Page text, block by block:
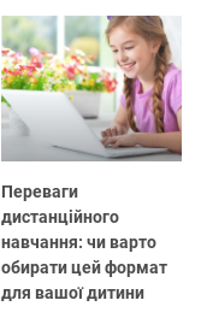
Переваги
дистанційного
навчання: чи варто
обирати цей формат
для вашої дитини